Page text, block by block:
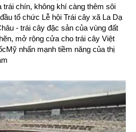
chín, không khí càng thêm sôi
tổ chức Lễ hội Trái cây xã La Dạ
- trái cây đặc sản của vùng đất
mở rộng cửa cho trái cây Việt
nhấn mạnh tiềm năng của thị